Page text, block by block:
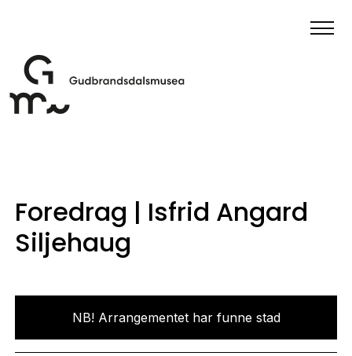
Foredrag | Isfrid Angard
Siljehaug
NB! Arrangementet har funne stad